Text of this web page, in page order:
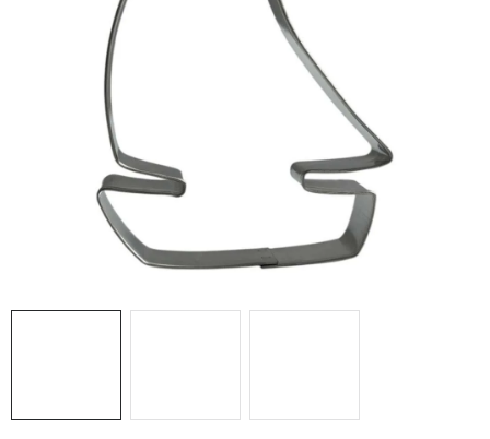
POCHUTINY
ZDRAVÉ PEČENÍ
DÁRKOVÉ POUKAZY
TÉMATICKÉ PRODUKTY
PROFI BALENÍ
NOVÉ ZBOŽÍ
Nepřevzetí zásilky na dobírku
Obchodní podmínky